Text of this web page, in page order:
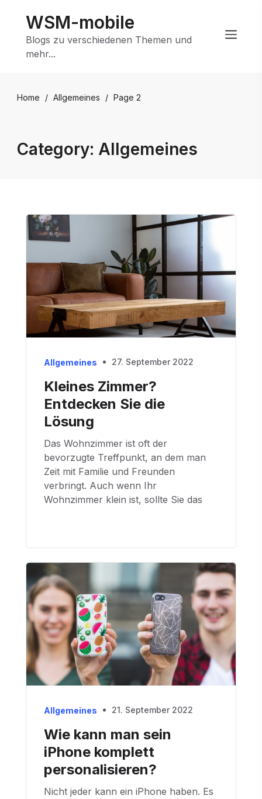
content
WSM-mobile
Blogs zu verschiedenen Themen und
mehr...
Home / Allgemeines / Page 2
Category: Allgemeines
Allgemeines 27. September 2022
Kleines Zimmer?
Entdecken Sie die
Lösung
Das Wohnzimmer ist oft der
bevorzugte Treffpunkt, an dem man
Zeit mit Familie und Freunden
verbringt. Auch wenn Ihr
Wohnzimmer klein ist, sollte Sie das
Allgemeines 21. September 2022
Wie kann man sein
iPhone komplett
personalisieren?
Nicht jeder kann ein iPhone haben. Es